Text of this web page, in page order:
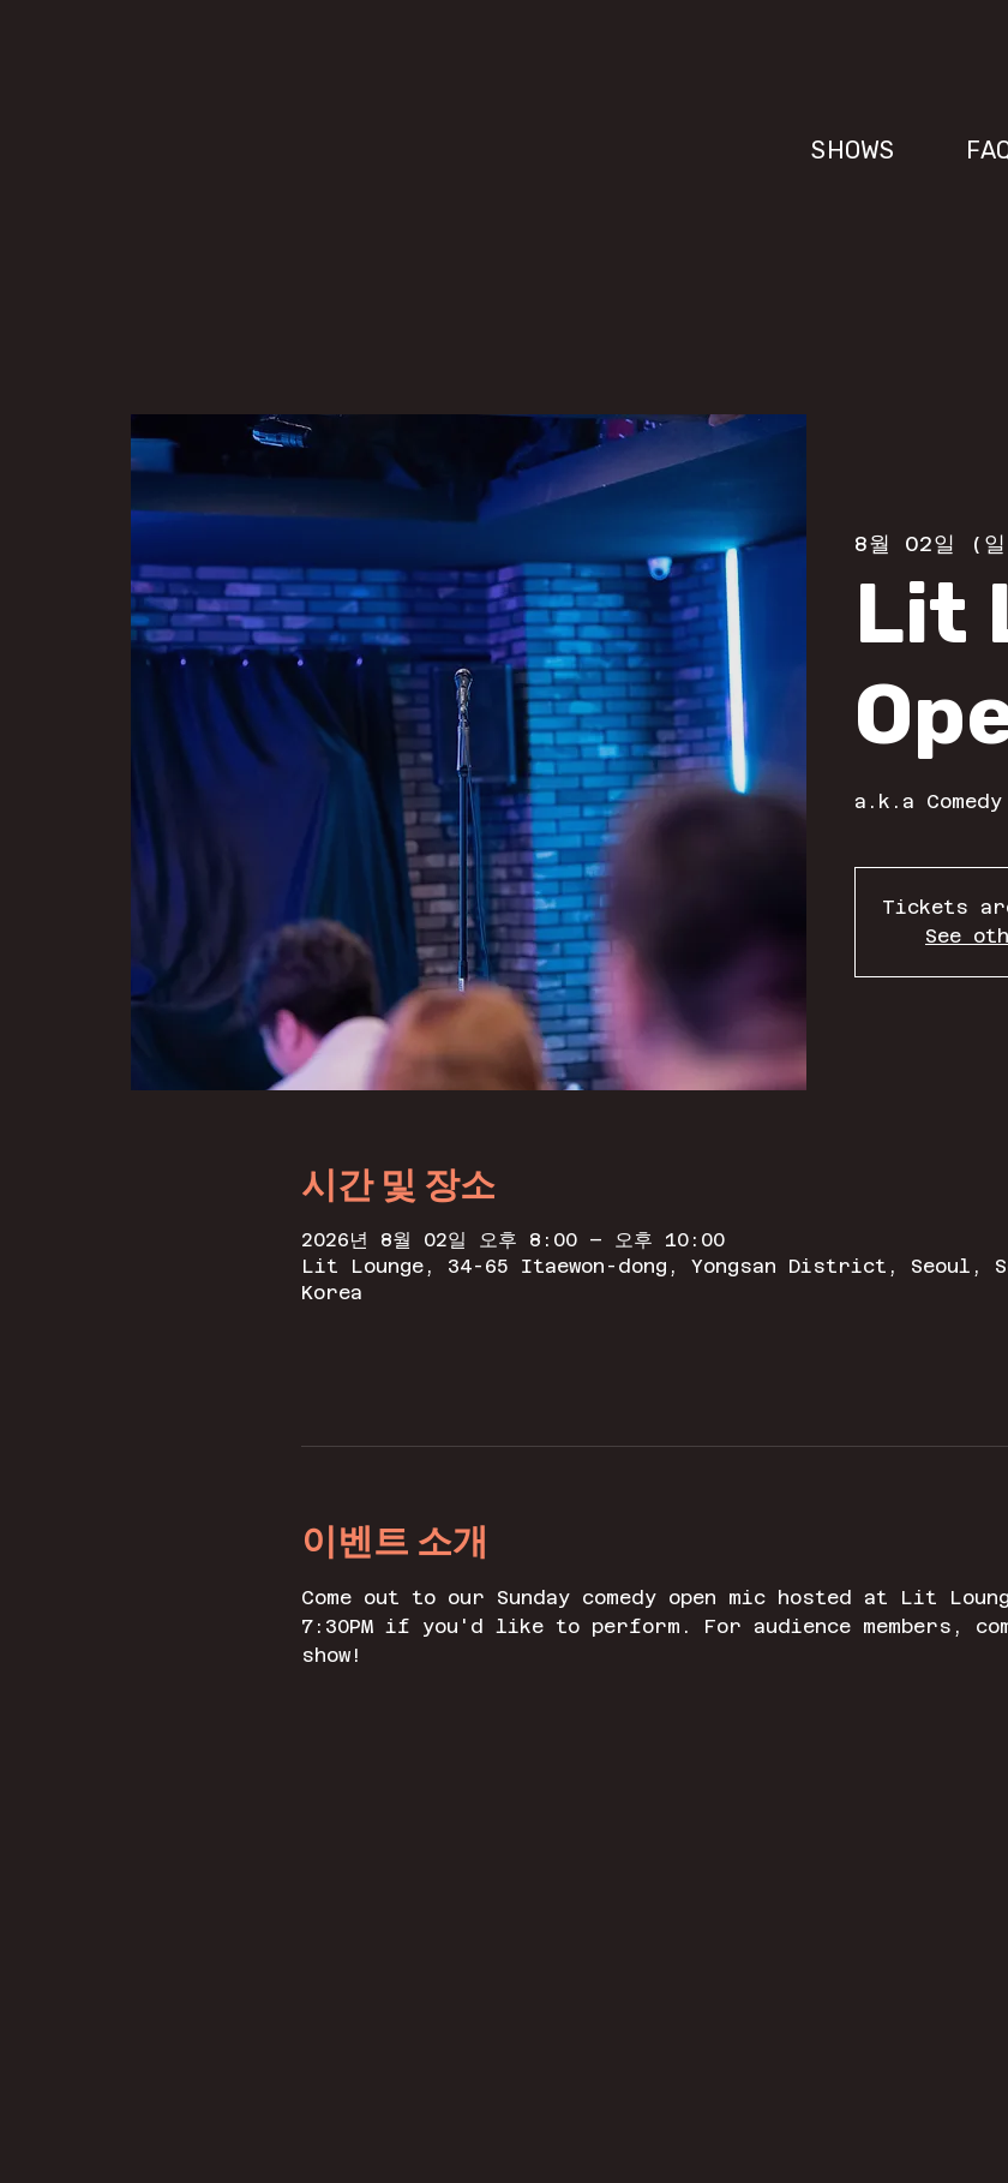
SHOWS
8월 02일 (
Lit
a.k.a
Tickets
See
시간 및 장소
2026년 8월 02일 오후 8:00 – 오후 10:00
Lit Lounge, 34-65 Itaewon-dong, Yongsan District, Seoul,
Korea
이벤트 소개
Come out to our Sunday comedy open mic hosted at Lit
7:30PM if you'd like to perform. For audience members,
show!